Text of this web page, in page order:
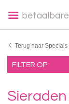
betaalbare
Terug naar Specials
FILTER OP
Sieraden